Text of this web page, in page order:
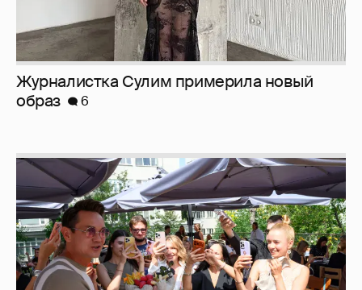
Анастасия Гребенкина, Женя Малахова,
Оксана Русланова и другие гости
фестиваля «Баланс вкуса и ритма»:
рассматриваем летние образы